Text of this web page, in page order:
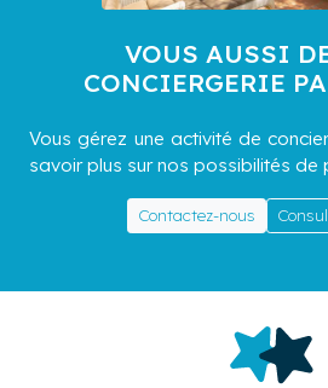
VOUS AUSSI
CONCIERGERIE
Vous gérez une activité de
savoir plus sur nos possibilités de
Contactez-nous